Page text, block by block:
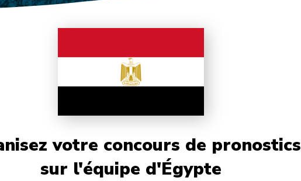
votre concours de pronostics
sur l'équipe d'Égypte